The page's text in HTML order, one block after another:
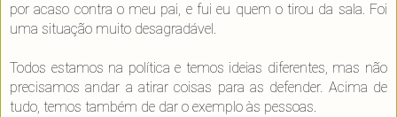
por acaso contra o meu pai, e fui eu quem o tirou da sala. Foi
uma situação muito desagradável.
Todos estamos na política e temos ideias diferentes, mas não
precisamos andar a atirar coisas para as defender. Acima de
tudo, temos também de dar o exemplo às pessoas.